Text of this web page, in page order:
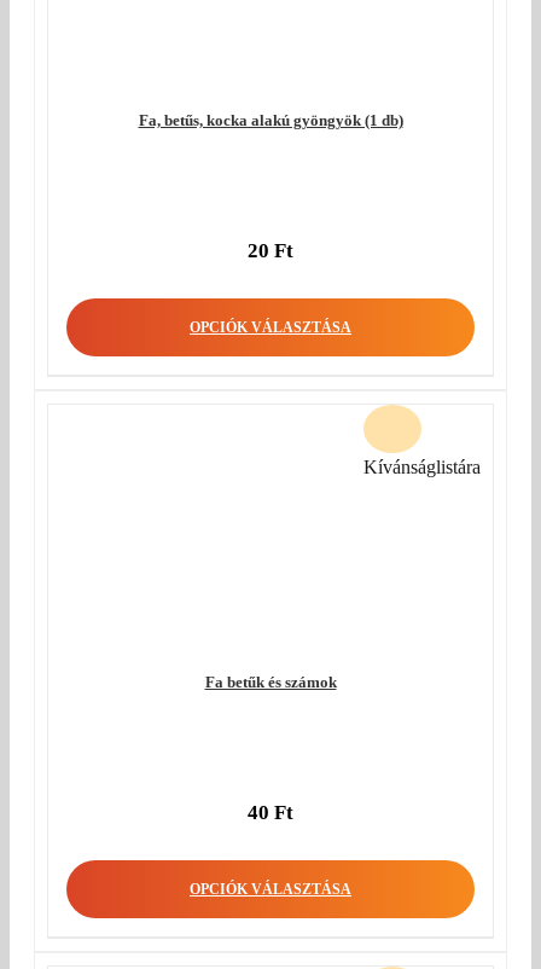
Fa, betűs, kocka alakú gyöngyök (1 db)
20 Ft
OPCIÓK VÁLASZTÁSA
Fa betűk és számok
40 Ft
OPCIÓK VÁLASZTÁSA
Kívánságlistára